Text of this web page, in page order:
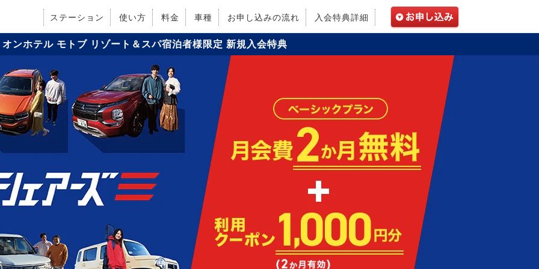
ステーション 使い方 料金 車種 お申し込みの流れ 入会特典詳細
オンホテル モトブ リゾート＆スパ宿泊者様限定 新規入会特典